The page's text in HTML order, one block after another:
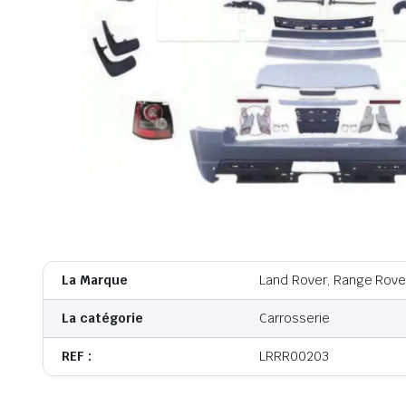
La Marque Land Rover, Range
La catégorie Carrosserie
REF : LRRR00203